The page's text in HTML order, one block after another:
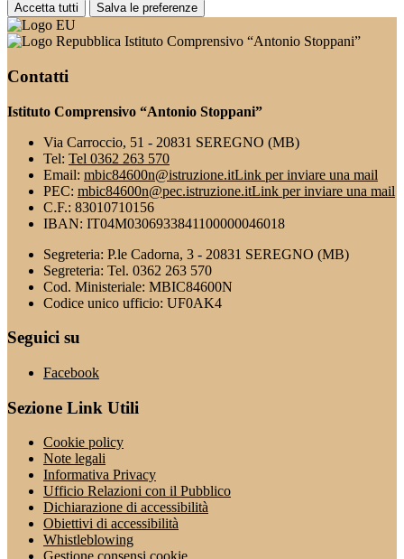
Accetta tutti Salva le preferenze
Istituto Comprensivo “Antonio Stoppani”
Contatti
Istituto Comprensivo “Antonio Stoppani”
Via Carroccio, 51 - 20831 SEREGNO (MB)
Tel: Tel 0362 263 570
Email: mbic84600n@istruzione.itLink per inviare una mail
PEC: mbic84600n@pec.istruzione.itLink per inviare una mail
C.F.: 83010710156
IBAN: IT04M0306933841100000046018
Segreteria: P.le Cadorna, 3 - 20831 SEREGNO (MB)
Segreteria: Tel. 0362 263 570
Cod. Ministeriale: MBIC84600N
Codice unico ufficio: UF0AK4
Seguici su
Facebook
Sezione Link Utili
Cookie policy
Note legali
Informativa Privacy
Ufficio Relazioni con il Pubblico
Dichiarazione di accessibilità
Obiettivi di accessibilità
Whistleblowing